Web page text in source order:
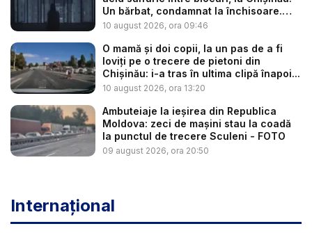
Un bărbat, condamnat la închisoare.
Ce...
10 august 2026, ora 09:46
O mamă și doi copii, la un pas de a fi
loviți pe o trecere de pietoni din
Chișinău: i-a tras în ultima clipă înapoi...
10 august 2026, ora 13:20
Ambuteiaje la ieșirea din Republica
Moldova: zeci de mașini stau la coadă
la punctul de trecere Sculeni - FOTO
09 august 2026, ora 20:50
Internațional